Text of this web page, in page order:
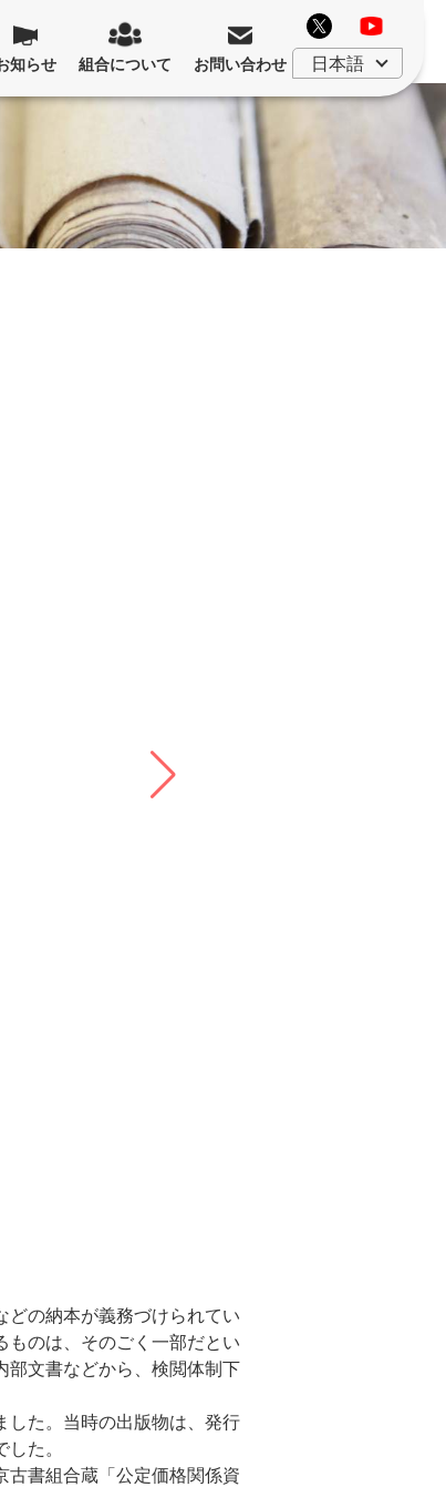
知らせ 組合について お問い合わせ
どの納本が義務づけられてい
ものは、そのごく一部だとい
部文書などから、検閲体制下
した。当時の出版物は、発行
た。
古書組合蔵「公定価格関係資